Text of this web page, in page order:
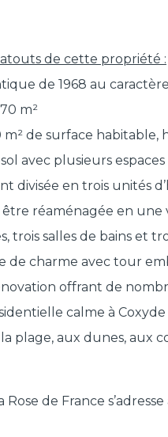
de cette propriété :
de 1968 au
m²
m² de surface habitable,
avec plusieurs
divisée en trois unités
réaménagée en une
trois salles de bains et
de charme avec tour
offrant de
calme à Coxyde
la plage, aux dunes,
Rose de France